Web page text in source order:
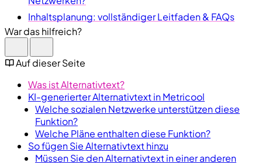
Inhaltsplanung: vollständiger Leitfaden & FAQs
War das hilfreich?
Auf dieser Seite
Was ist Alternativtext?
KI-generierter Alternativtext in Metricool
Welche sozialen Netzwerke unterstützen diese
Funktion?
Welche Pläne enthalten diese Funktion?
So fügen Sie Alternativtext hinzu
Müssen Sie den Alternativtext in einer anderen